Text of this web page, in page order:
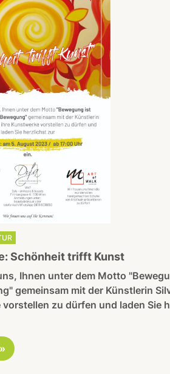
Schönheit trifft Kunst
Ihnen unter dem Motto
gemeinsam mit der Künstlerin
vorstellen zu dürfen und laden Sie